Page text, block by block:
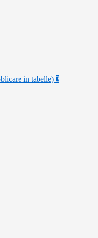
in tabelle) 3